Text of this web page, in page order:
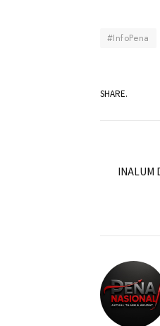
#InfoPena
SHARE.
INALUM